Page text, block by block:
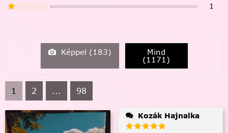
1
Képpel (183) Mind
(1171)
1 2 ... 98
Kozák Hajnalka